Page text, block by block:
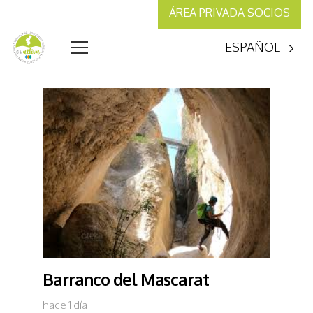
ÁREA PRIVADA SOCIOS
ESPAÑOL
Barranco del Mascarat
hace 1 día